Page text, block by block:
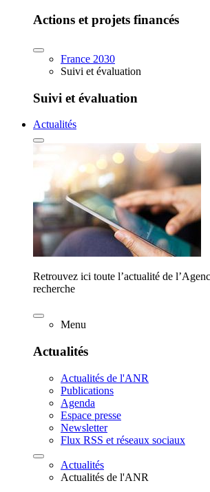
Actions et projets financés
France 2030
Suivi et évaluation
Suivi et évaluation
Actualités
Retrouvez ici toute l’actualité de
recherche
Menu
Actualités
Actualités de l'ANR
Publications
Agenda
Espace presse
Newsletter
Flux RSS et réseaux sociaux
Actualités
Actualités de l'ANR